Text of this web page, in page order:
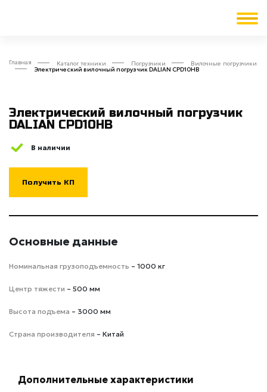
Главная Каталог техники Погрузчики Вилочные погрузчики
Электрический вилочный погрузчик DALIAN CPD10HB
Электрический вилочный погрузчик
DALIAN CPD10HB
В наличии
Получить КП
Основные данные
Номинальная грузоподъемность – 1000 кг
Центр тяжести – 500 мм
Высота подъема – 3000 мм
Страна производителя – Китай
Дополнительные характеристики